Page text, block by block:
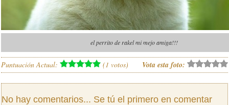
el perrito de rakel mi mejo amiga!!!
Puntuación Actual: (1 votos) Vota esta foto:
No hay comentarios... Se tú el primero en comentar